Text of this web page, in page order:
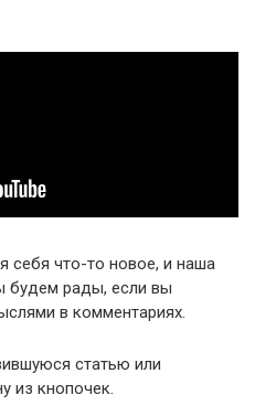
себя что-то новое, и наша
будем рады, если вы
в комментариях.
статью или
из кнопочек.